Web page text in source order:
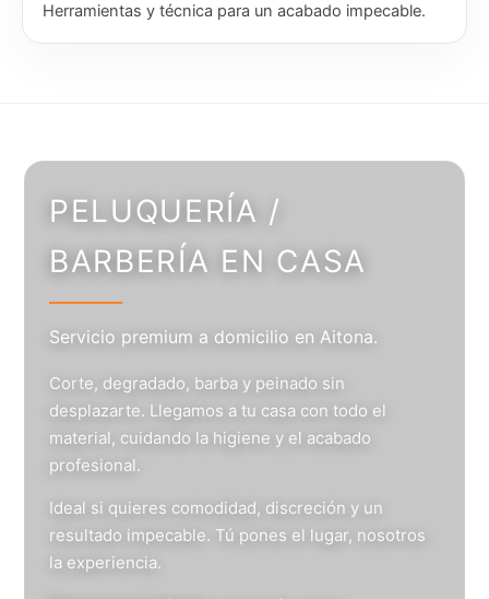
Herramientas y técnica para un acabado impecable.
PELUQUERÍA /
BARBERÍA EN CASA
Servicio premium a domicilio en Aitona.
Corte, degradado, barba y peinado sin
desplazarte. Llegamos a tu casa con todo el
material, cuidando la higiene y el acabado
profesional.
Ideal si quieres comodidad, discreción y un
resultado impecable. Tú pones el lugar, nosotros
la experiencia.